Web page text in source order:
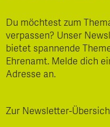
Du möchtest zum
verpassen? Unser
bietet spannende
Ehrenamt. Melde dich
Adresse an.
Zur Newsletter-